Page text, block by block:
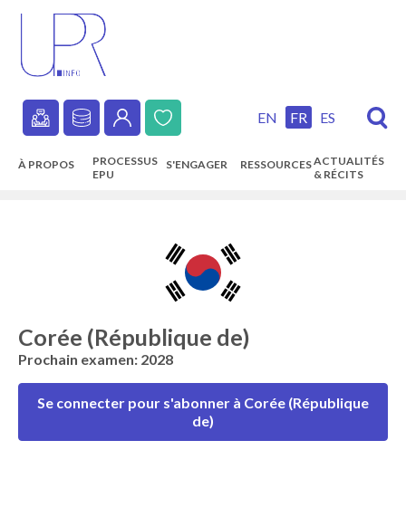
content
Secondary
navigation
EN FR ES
À PROPOS
PROCESSUS
EPU
S'ENGAGER RESSOURCESACTUALITÉS
& RÉCITS
Corée (République de)
Prochain examen: 2028
Se connecter pour s'abonner à Corée (République
de)